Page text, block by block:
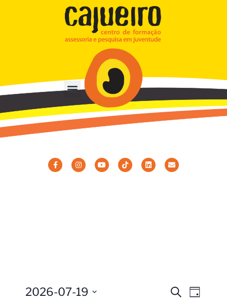
Pesquisa
Procurar
eventos
Dia
2026-07-19